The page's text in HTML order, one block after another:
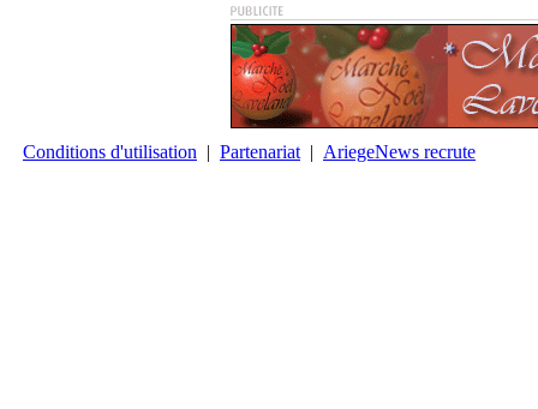
Conditions d'utilisation | Partenariat | AriegeNews recrute